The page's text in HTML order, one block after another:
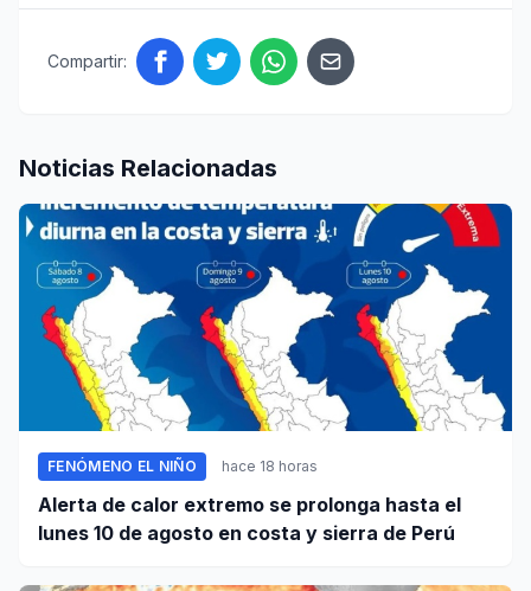
Compartir:
Noticias Relacionadas
FENÓMENO EL NIÑO hace 18 horas
Alerta de calor extremo se prolonga hasta el
lunes 10 de agosto en costa y sierra de Perú